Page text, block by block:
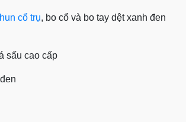
cổ trụ, bo cổ và bo tay dệt xanh đen
sấu cao cấp